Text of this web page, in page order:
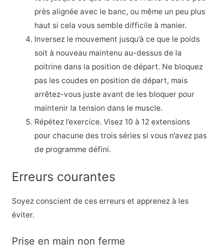
près alignée avec le banc, ou même un peu plus
haut si cela vous semble difficile à manier.
Inversez le mouvement jusqu’à ce que le poids
soit à nouveau maintenu au-dessus de la
poitrine dans la position de départ. Ne bloquez
pas les coudes en position de départ, mais
arrêtez-vous juste avant de les bloquer pour
maintenir la tension dans le muscle.
Répétez l’exercice. Visez 10 à 12 extensions
pour chacune des trois séries si vous n’avez pas
de programme défini.
Erreurs courantes
Soyez conscient de ces erreurs et apprenez à les
éviter.
Prise en main non ferme